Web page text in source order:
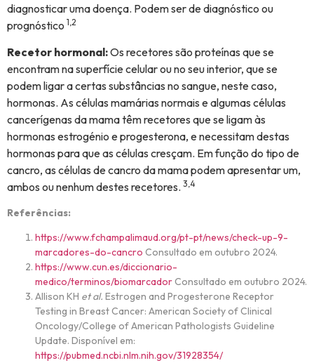
diagnosticar uma doença. Podem ser de diagnóstico ou
prognóstico 1,2
Recetor hormonal:Os recetores são proteínas que se
encontram na superfície celular ou no seu interior, que se
podem ligar a certas substâncias no sangue, neste caso,
hormonas. As células mamárias normais e algumas células
cancerígenas da mama têm recetores que se ligam às
hormonas estrogénio e progesterona, e necessitam destas
hormonas para que as células cresçam. Em função do tipo de
cancro, as células de cancro da mama podem apresentar um,
ambos ou nenhum destes recetores. 3,4
Referências:
https://www.fchampalimaud.org/pt-pt/news/check-up-9-
marcadores-do-cancro Consultado em outubro 2024.
https://www.cun.es/diccionario-
medico/terminos/biomarcador Consultado em outubro 2024.
Allison KH et al. Estrogen and Progesterone Receptor
Testing in Breast Cancer: American Society of Clinical
Oncology/College of American Pathologists Guideline
Update. Disponível em:
https://pubmed.ncbi.nlm.nih.gov/31928354/